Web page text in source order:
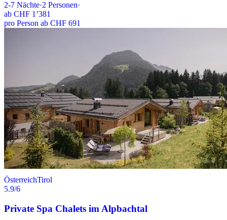
2-7 Nächte·2 Personen·
ab CHF 1’381
pro Person ab CHF 691
ÖsterreichTirol
5.9/6
Private Spa Chalets im Alpbachtal